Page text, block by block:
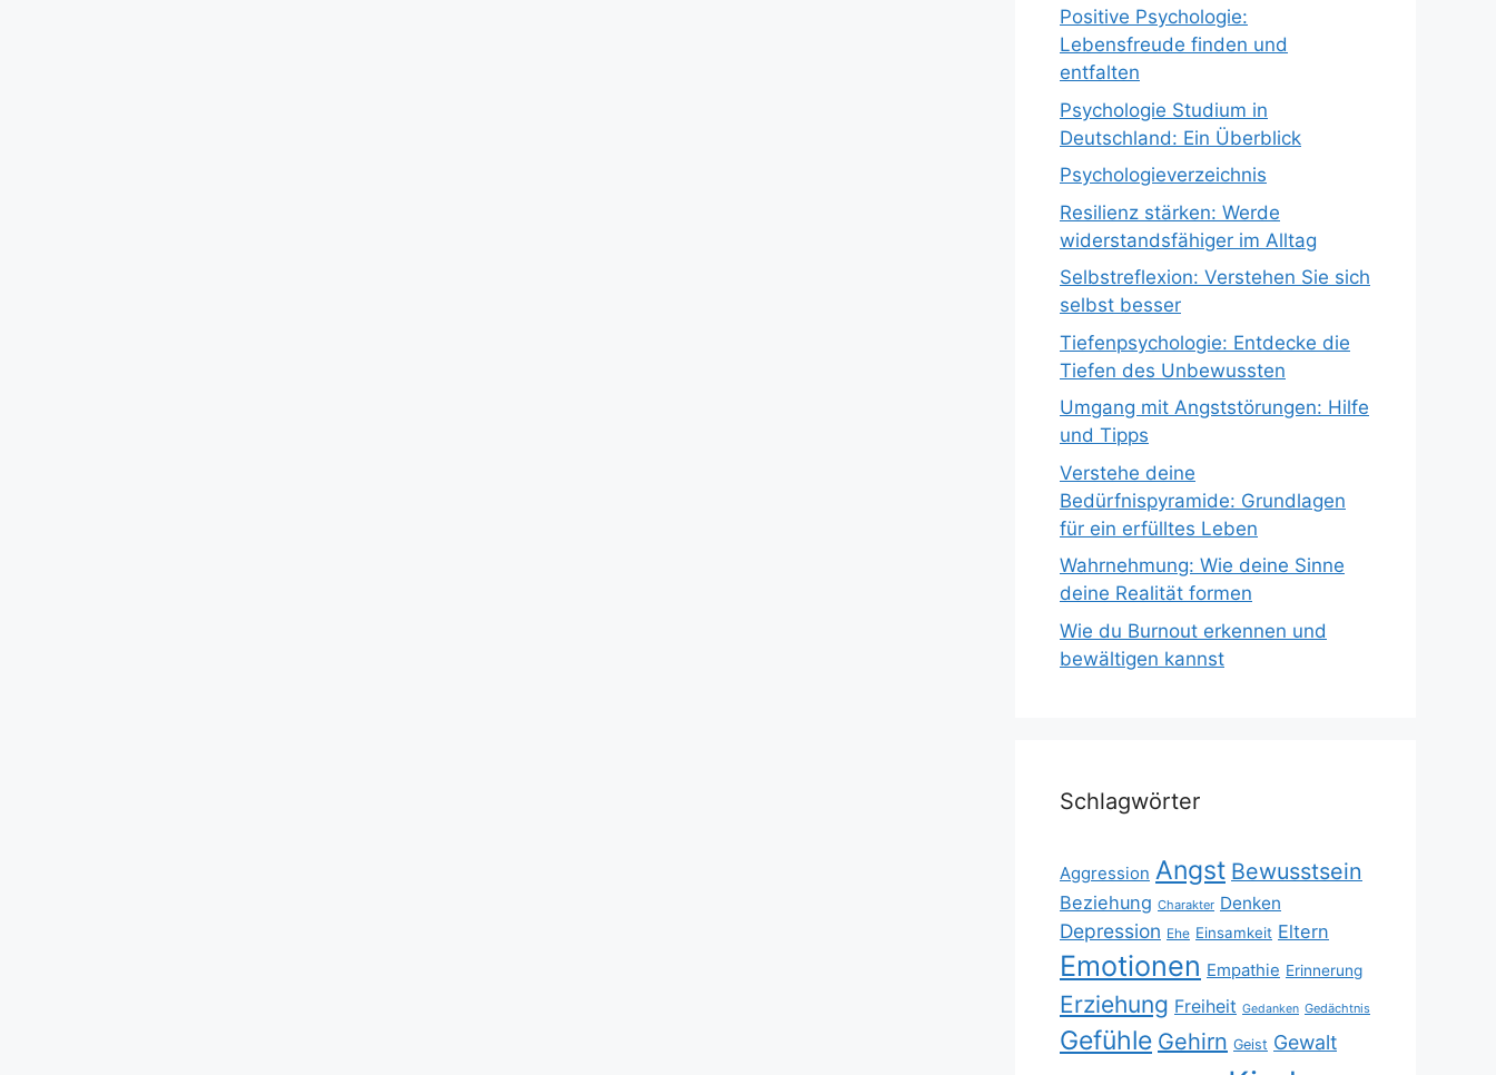
Positive Psychologie:
Lebensfreude finden und
entfalten
Psychologie Studium in
Deutschland: Ein Überblick
Psychologieverzeichnis
Resilienz stärken: Werde
widerstandsfähiger im Alltag
Selbstreflexion: Verstehen Sie sich
selbst besser
Tiefenpsychologie: Entdecke die
Tiefen des Unbewussten
Umgang mit Angststörungen: Hilfe
und Tipps
Verstehe deine
Bedürfnispyramide: Grundlagen
für ein erfülltes Leben
Wahrnehmung: Wie deine Sinne
deine Realität formen
Wie du Burnout erkennen und
bewältigen kannst
Schlagwörter
Aggression Angst Bewusstsein
Beziehung Charakter Denken
Depression Ehe Einsamkeit Eltern
Emotionen Empathie Erinnerung
Erziehung Freiheit Gedanken Gedächtnis
Gefühle Gehirn Geist Gewalt